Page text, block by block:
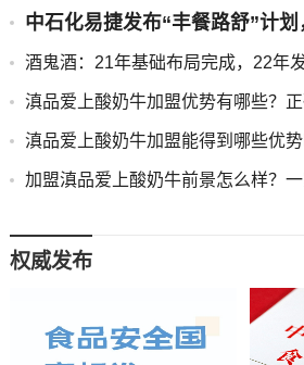
中石化易捷发布“丰餐路舒”计
酒鬼酒：21年基础布局完成，22年
滇品爱上酸奶牛加盟优势有哪些？
滇品爱上酸奶牛加盟能得到哪些优
加盟滇品爱上酸奶牛前景怎么样？
权威发布